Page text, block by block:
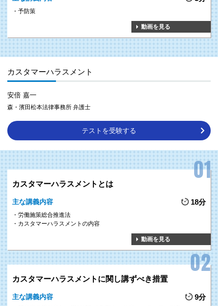
予防策
動画を見る
カスタマーハラスメント
安倍 嘉一
森・濱田松本法律事務所 弁護士
テストを受験する
カスタマーハラスメントとは
主な講義内容 18分
労働施策総合推進法
カスタマーハラスメントの内容
動画を見る
カスタマーハラスメントに関し講ずべき措置
主な講義内容 9分